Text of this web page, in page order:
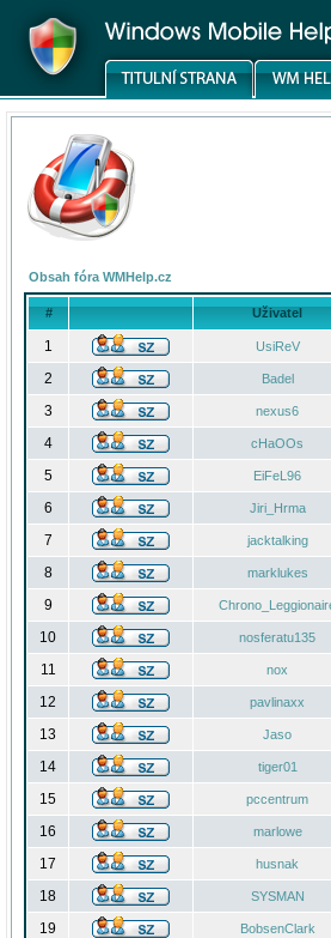
Obsah fóra WMHelp.cz
# Uživatel
1 UsiReV
2 Badel
3 nexus6
4 cHaOOs
5 EiFeL96
6
Jiri_Hrma
7 jacktalking
8 marklukes
9
10 nosferatu135
11 nox
12 pavlinaxx
13 Jaso
14 tiger01
15 pccentrum
16 marlowe
17 husnak
18 SYSMAN
19 BobsenClark